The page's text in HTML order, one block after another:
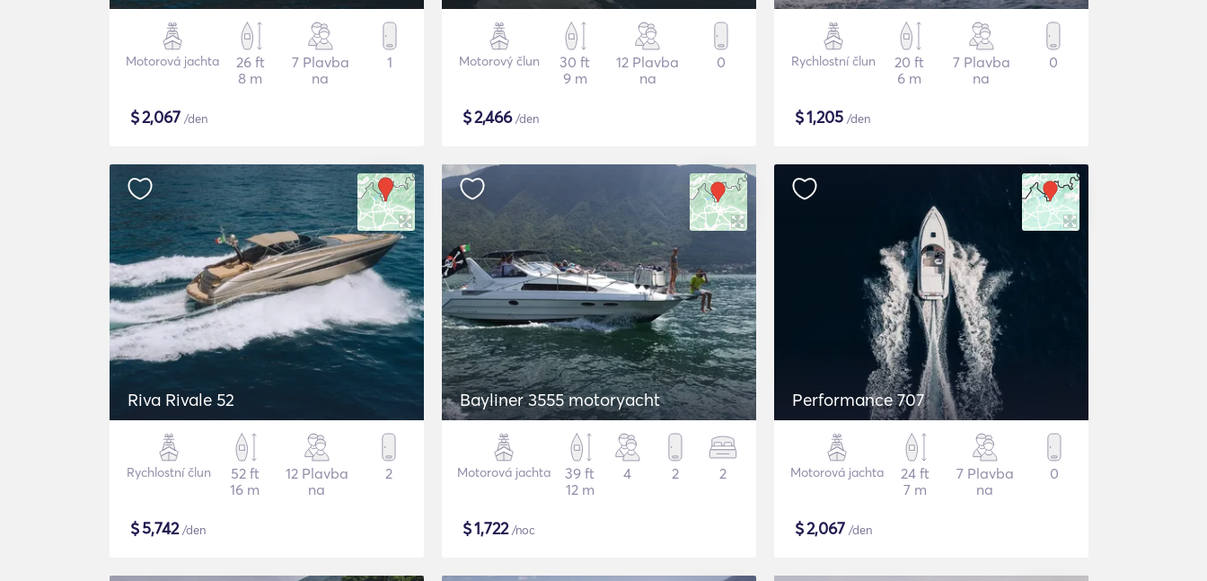
Motorová jachta
26 ft
8 m
7 Plavba
na
1
$2,067 /den
Motorový člun
30 ft
9 m
12 Plavba
na
0
$2,466/den
Rychlostní člun
20 ft
6 m
7 Plavba
na
0
$1,205 /den
Riva Rivale 52
Rychlostní člun
52 ft
16 m
12 Plavba
na
2
$5,742/den
Bayliner 3555 motoryacht
Motorová jachta
39 ft
12 m
4 2 2
$1,722/noc
Performance 707
Motorová jachta
24 ft
7 m
7 Plavba
na
0
$2,067 /den